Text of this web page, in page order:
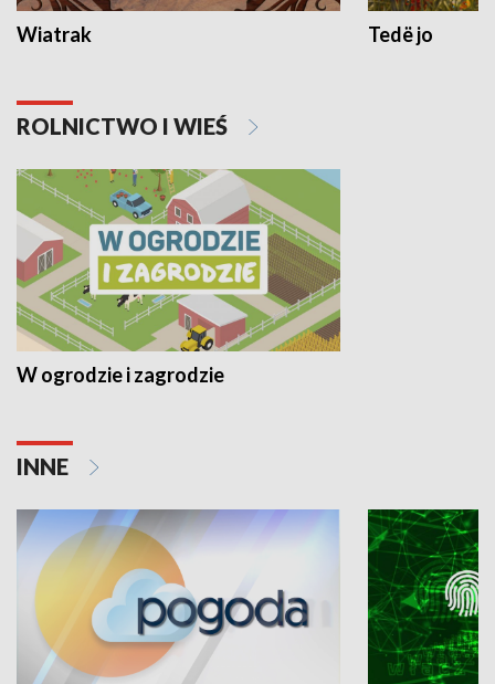
Wiatrak Tedë jo
ROLNICTWO I WIEŚ
W ogrodzie i zagrodzie
INNE